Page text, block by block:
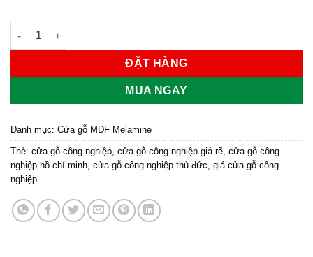
Cửa gỗ công nghiệp MDF phủ melamine KD.M2NR2 số lượng
ĐẶT HÀNG
MUA NGAY
Danh mục: Cửa gỗ MDF Melamine
Thẻ: cửa gỗ công nghiệp, cửa gỗ công nghiệp giá rẽ, cửa gỗ công
nghiệp hồ chí minh, cửa gỗ công nghiệp thủ đức, giá cửa gỗ công
nghiệp